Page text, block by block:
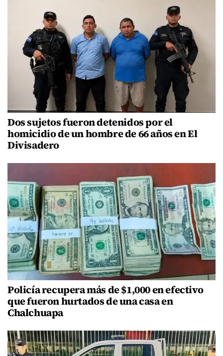
Dos sujetos fueron detenidos por el
homicidio de un hombre de 66 años en El
Divisadero
Policía recupera más de $1,000 en efectivo
que fueron hurtados de una casa en
Chalchuapa